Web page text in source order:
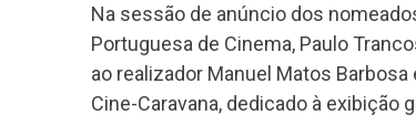
Na sessão de anúncio dos
Portuguesa de Cinema, Paulo
ao realizador Manuel Matos
Cine-Caravana, dedicado à exibição